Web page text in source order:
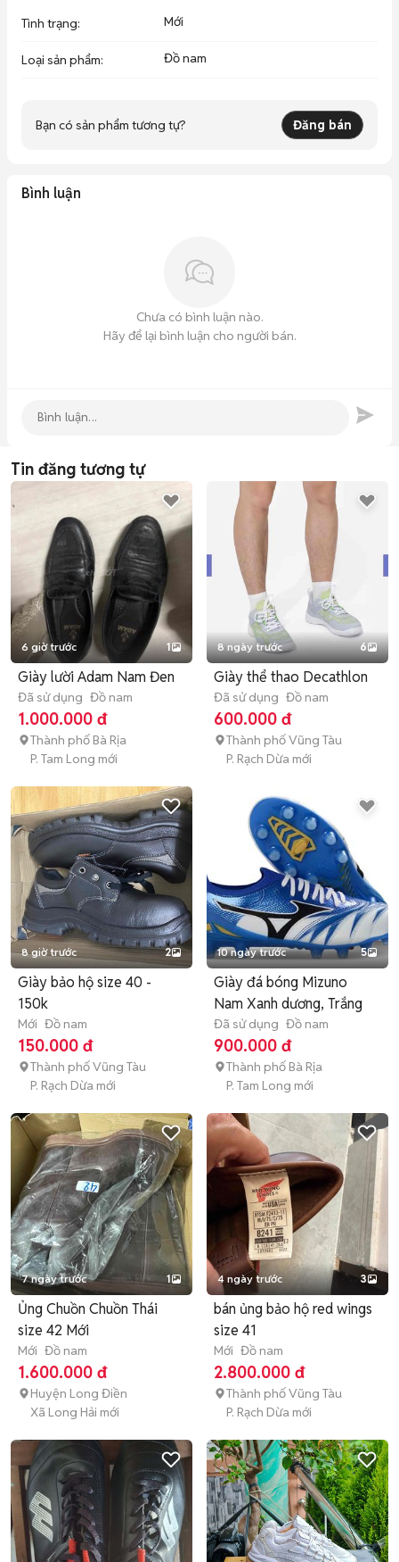
Tình trạng: Mới
Loại sản phẩm: Đồ nam
Bạn có sản phẩm tương tự? Đăng bán
Bình luận
Chưa có bình luận nào.
Hãy để lại bình luận cho người bán.
Tin đăng tương tự
6 giờ trước 1
Giày lười Adam Nam Đen
Đã sử dụng Đồ nam
1.000.000 đ
Thành phố Bà Rịa
P. Tam Long mới
8 ngày trước 6
Giày thể thao Decathlon
Đã sử dụng Đồ nam
600.000 đ
Thành phố Vũng Tàu
P. Rạch Dừa mới
8 giờ trước 2
Giày bảo hộ size 40 -
150k
Mới Đồ nam
150.000 đ
Thành phố Vũng Tàu
P. Rạch Dừa mới
10 ngày trước 5
Giày đá bóng Mizuno
Nam Xanh dương, Trắng
Đã sử dụng Đồ nam
900.000 đ
Thành phố Bà Rịa
P. Tam Long mới
7 ngày trước 1
Ủng Chuồn Chuồn Thái
size 42 Mới
Mới Đồ nam
1.600.000 đ
Huyện Long Điền
Xã Long Hải mới
4 ngày trước 3
bán ủng bảo hộ red wings
size 41
Mới Đồ nam
2.800.000 đ
Thành phố Vũng Tàu
P. Rạch Dừa mới